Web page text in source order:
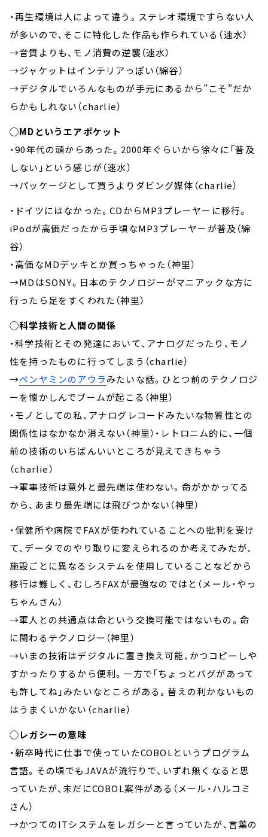
・再生環境は人によって違う。ステレオ環境ですらない人
が多いので、そこに特化した作品も作られている（速水）
→音質よりも、モノ消費の逆襲（速水）
→ジャケットはインテリアっぽい（綿谷）
→デジタルでいろんなものが手元にあるから”こそ”だか
らかもしれない（charlie）
◯MDというエアポケット
・90年代の頭からあった。2000年ぐらいから徐々に「普及
しない」という感じが（速水）
→パッケージとして買うよりダビング媒体（charlie）
・ドイツにはなかった。CDからMP3プレーヤーに移行。
iPodが高価だったから手頃なMP3プレーヤーが普及（綿
谷）
・高価なMDデッキとか買っちゃった（神里）
→MDはSONY。日本のテクノロジーがマニアックな方に
行ったら足をすくわれた（神里）
◯科学技術と人間の関係
・科学技術とその発達において、アナログだったり、モノ
性を持ったものに行ってしまう（charlie）
→ベンヤミンのアウラみたいな話。ひとつ前のテクノロジ
ーを懐かしんでブームが起こる（神里）
・モノとしての私、アナログレコードみたいな物質性との
関係性はなかなか消えない（神里）・レトロニム的に、一個
前の技術のいちばんいいところが見えてきちゃう
（charlie）
→軍事技術は意外と最先端は使わない。命がかかってる
から、あまり最先端には飛びつかない（神里）
・保健所や病院でFAXが使われていることへの批判を受け
て、データでのやり取りに変えられるのか考えてみたが、
施設ごとに異なるシステムを使用していることなどから
移行は難しく、むしろFAXが最強なのではと（メール・やっ
ちゃんさん）
→軍人との共通点は命という交換可能ではないもの。命
に関わるテクノロジー（神里）
→いまの技術はデジタルに置き換え可能、かつコピーしや
すかったりするから便利。一方で「ちょっとバグがあって
も許してね」みたいなところがある。替えの利かないもの
はうまくいかない（charlie）
◯レガシーの意味
・新卒時代に仕事で使っていたCOBOLというプログラム
言語。その頃でもJAVAが流行りで、いずれ無くなると思
っていたが、未だにCOBOL案件がある（メール・ハルコミ
さん）
→かつてのITシステムをレガシーと言っていたが、言葉の